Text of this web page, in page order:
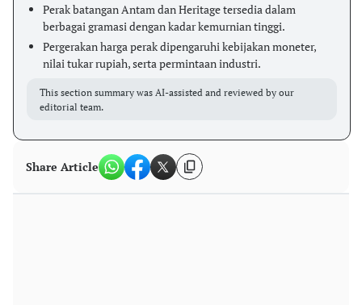
Perak batangan Antam dan Heritage tersedia dalam
berbagai gramasi dengan kadar kemurnian tinggi.
Pergerakan harga perak dipengaruhi kebijakan moneter,
nilai tukar rupiah, serta permintaan industri.
This section summary was AI-assisted and reviewed by our
editorial team.
Share Article